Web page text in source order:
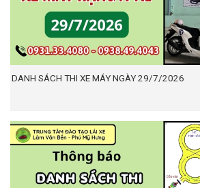
DANH SÁCH THI XE MÁY NGÀY 29/7/2026